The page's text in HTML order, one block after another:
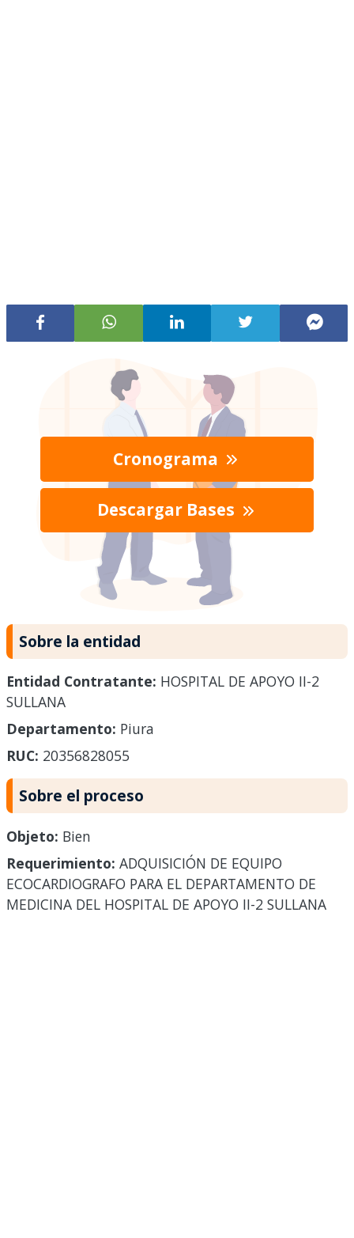
Cronograma
Descargar Bases
Sobre la entidad
Entidad Contratante: HOSPITAL DE APOYO II-2
SULLANA
Departamento: Piura
RUC: 20356828055
Sobre el proceso
Objeto: Bien
Requerimiento: ADQUISICIÓN DE EQUIPO
ECOCARDIOGRAFO PARA EL DEPARTAMENTO DE
MEDICINA DEL HOSPITAL DE APOYO II-2 SULLANA